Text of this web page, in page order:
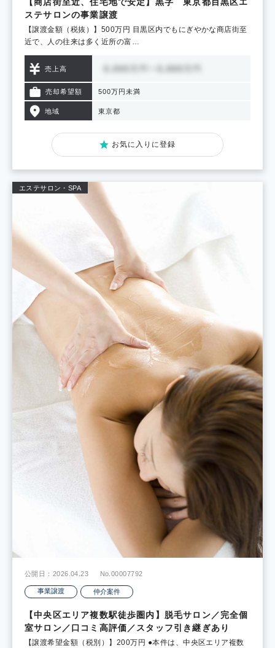
【商店街至近、住宅地で安定】黒字 東京都目黒区エ
ステサロンの事業譲渡
【譲渡金額（税抜）】500万円 目黒区内でもにぎやかな商店街至
近で、人の往来は多く近所の富…
売上高
売却希望額 500万円未満
地域 東京都
お気に入りに登録
エステサロン・SPA
公開日：2026.04.23 No.00007792
事業譲渡 仲介案件
【中央区エリア複数駅徒歩圏内】脱毛サロン／完全個
室サロン／口コミ高評価／スタッフ引き継ぎあり
【譲渡希望金額（税別）】200万円 ●本件は、中央区エリア複数